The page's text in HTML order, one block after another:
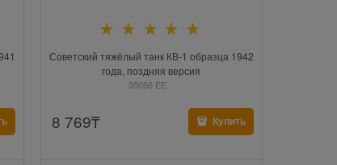
Советский тяжёлый танк КВ-1 образца 1942
года, поздняя версия
35086 EE
8 769₸ Купить